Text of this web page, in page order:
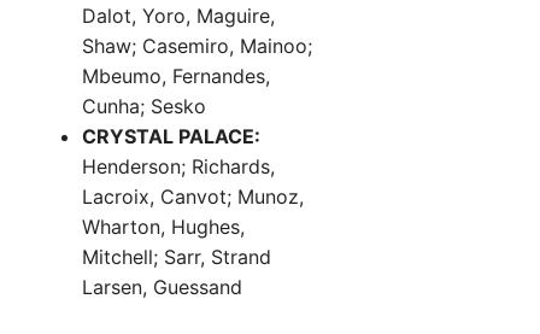
Dalot, Yoro, Maguire,
Shaw; Casemiro, Mainoo;
Mbeumo, Fernandes,
Cunha; Sesko
CRYSTAL PALACE:
Henderson; Richards,
Lacroix, Canvot; Munoz,
Wharton, Hughes,
Mitchell; Sarr, Strand
Larsen, Guessand